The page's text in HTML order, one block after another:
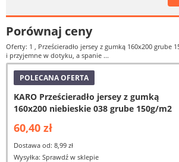
Porównaj ceny
Oferty: 1 , Prześcieradło jersey z gumką 160x200 grube
i przyjemne w dotyku, a spanie ...
POLECANA OFERTA
KARO Prześcieradło jersey z gumką
160x200 niebieskie 038 grube 150g/m2
60,40 zł
Dostawa od: 8,99 zł
Wysyłka: Sprawdź w sklepie